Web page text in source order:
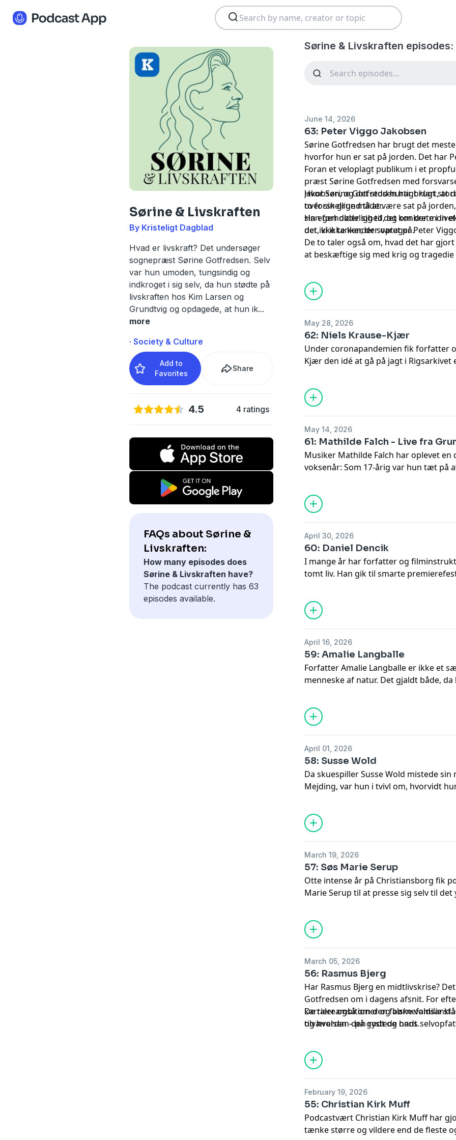
Sørine & Livskraften
By Kristeligt Dagblad
Hvad er livskraft? Det undersøger
sognepræst Sørine Gotfredsen. Selv
var hun umoden, tungsindig og
indkroget i sig selv, da hun stødte på
livskraften hos Kim Larsen og
Grundtvig og opdagede, at hun ik...
more
· Society & Culture
Add to
Favorites
Share
4.5 4 ratings
FAQs about Sørine &
Livskraften:
How many episodes does
Sørine & Livskraften have?
The podcast currently has 63
episodes available.
Sørine & Livskraften episodes:
June 14, 2026
63: Peter Viggo Jakobsen
Sørine Gotfredsen har brugt det
hvorfor hun er sat på jorden. Det har
Foran et veloplagt publikum i et
præst Sørine Gotfredsen med
Jakobsen, og det stod hurtigt klart, at
to forskellige måder.
Hvor Sørine Gotfredsen har brugt
over sin grund til at være sat på
sin egen dødelighed, og om der mon
det ikke tanker, der optager Peter
Han forholder sig til det konkrete i
det, vi ikke kender svaret på.
De to taler også om, hvad det har gjort
at beskæftige sig med krig og tragedie
May 28, 2026
62: Niels Krause-Kjær
Under coronapandemien fik forfatter
Kjær den idé at gå på jagt i
som han havde med et par
bøgerne kunne Krause-Kjær læse
landbrug fra efterkrigstiden og op
Vandrebogen blev afsættet for hans
Niels Krause-Kjær om sin opvækst på
med traditionerne og blev journalist,
som nostalgiker, selvom han har
tilbage på en svunden tid og har et
May 14, 2026
61: Mathilde Falch - Live fra
Musiker Mathilde Falch har oplevet
voksenår: Som 17-årig var hun tæt på
tilfælde kom hendes redning fra noget
ser hun tilbage på sine oplevelser
Gotfredsen ser flere paralleller
andet taler de to kvinder om i dagens
Livskraften", som er optaget foran
Grundtvigs Kirke i København.
April 30, 2026
60: Daniel Dencik
I mange år har forfatter og
tomt liv. Han gik til smarte
kreative klasse og jagtede det næste
booste hans ego. Da
landets – liv på pause, gik det op for
liv radikalt. Han smed sin
skov. Det blev starten på en ny
lettere for ham at acceptere en
oplevelse tidligere i livet.
April 16, 2026
59: Amalie Langballe
Forfatter Amalie Langballe er ikke et
menneske af natur. Det gjaldt både,
syg, og nu, hvor hun skal passe sin
har lært hende, at det er okay, så
udøver omsorg, selvom det ikke ligger
Gotfredsen og Amalie Langballe taler
April 01, 2026
58: Susse Wold
Da skuespiller Susse Wold mistede sin
Mejding, var hun i tvivl om, hvorvidt
ham. Hendes livskraft var væk. Men
hvide anemoner sprang ud, fik hun
besluttede sig for at vælge livet til. Nu
taget hul på et nyt kapitel uden Bent,
med til sine jævnaldrende
March 19, 2026
57: Søs Marie Serup
Otte intense år på Christiansborg fik
Marie Serup til at presse sig selv til
fortryder, og glemme både sig selv
tandlæge. Det krævede et stort
den version af sig selv, hun engang
om bruddet med politik, hvordan det
gård i Jylland har fået hende til at tro
kommer liv.
March 05, 2026
56: Rasmus Bjerg
Har Rasmus Bjerg en midtlivskrise?
Gotfredsen om i dagens afsnit. For
karriereambitioner og børnefamilie
tilværelsen – på godt og ondt.
De taler også om den falske
og hvordan den rystede hans
February 19, 2026
55: Christian Kirk Muff
Podcastvært Christian Kirk Muff har
tænke større og vildere end de fleste